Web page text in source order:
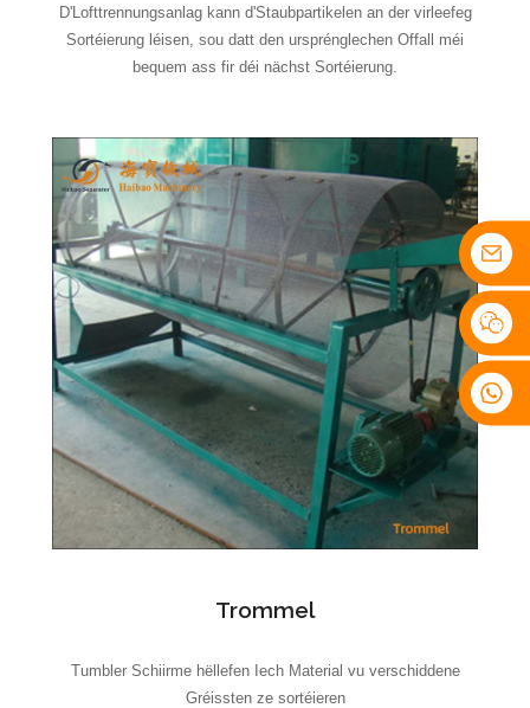
D'Lofttrennungsanlag kann d'Staubpartikelen an der virleefeg
Sortéierung léisen, sou datt den ursprénglechen Offall méi
bequem ass fir déi nächst Sortéierung.
Trommel
Tumbler Schiirme hëllefen Iech Material vu verschiddene
Gréissten ze sortéieren